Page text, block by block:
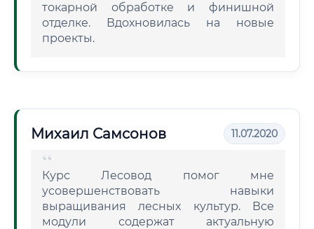
токарной обработке и финишной
отделке. Вдохновилась на новые
проекты.
Михаил Самсонов 11.07.2020
Курс Лесовод помог мне
усовершенствовать навыки
выращивания лесных культур. Все
модули содержат актуальную